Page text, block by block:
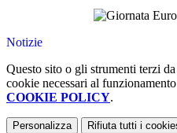
Notizie
Questo sito o gli strumenti terzi
cookie necessari al
COOKIE POLICY.
Personalizza Rifiuta tutti i